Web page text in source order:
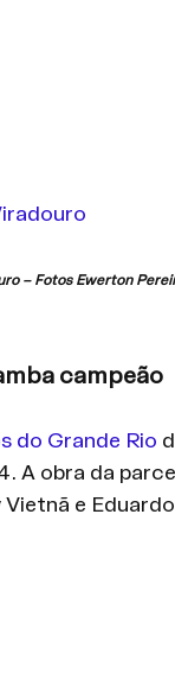
– Fotos Ewerton
campeão
do Grande Rio
A obra da
e